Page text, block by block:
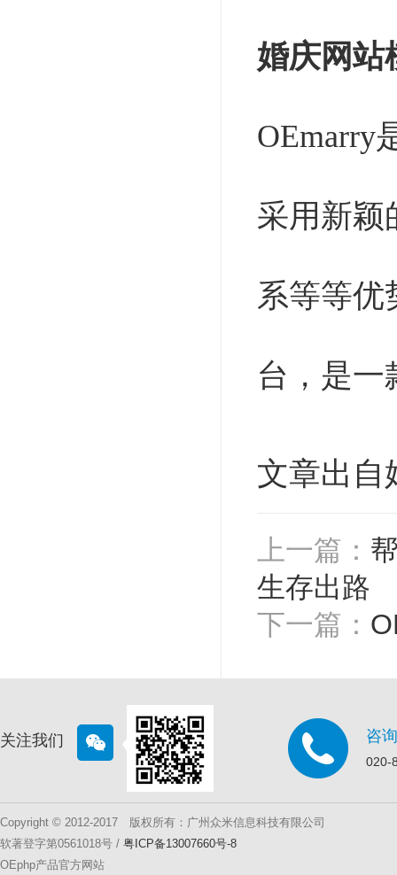
婚庆网站
OEmarry
采用新颖
系等等优
台，是一
文章出自
上一篇：
生存出路
下一篇：
关注我们 咨
020-
Copyright © 2012-2017 版权所有：广州众米信息科技有限公司
软著登字第0561018号 / 粤ICP备13007660号-8
OEphp产品官方网站